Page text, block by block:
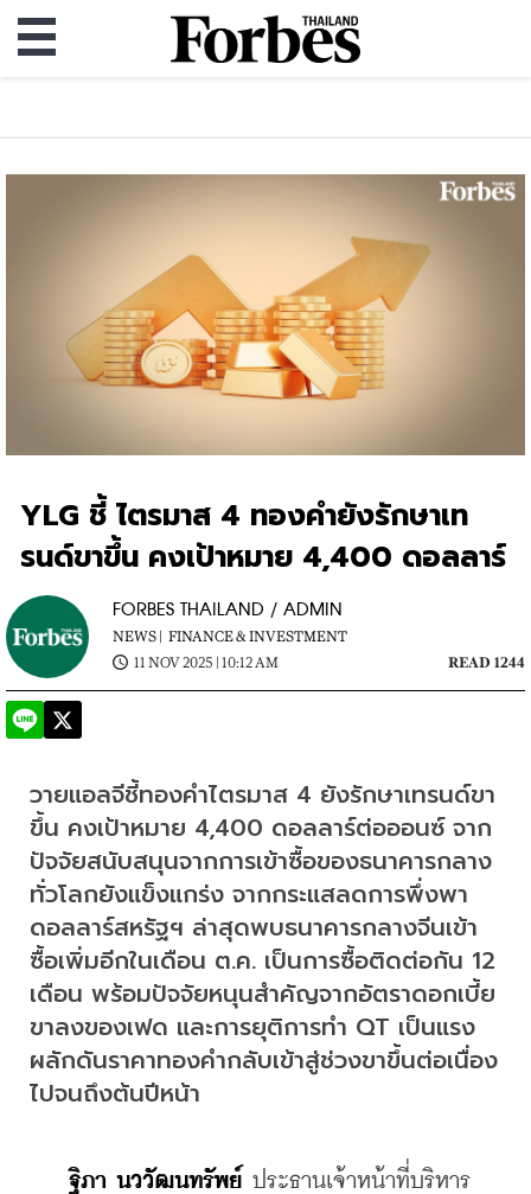
YLG ชี้ ไตรมาส 4 ทองคำยังรักษาเท
รนด์ขาขึ้น คงเป้าหมาย 4,400 ดอลลาร์
FORBES THAILAND / ADMIN
NEWS | FINANCE & INVESTMENT
11 NOV 2025 | 10:12 AM
READ 1244
วายแอลจีชี้ทองคำไตรมาส 4 ยังรักษาเทรนด์ขา
ขึ้น คงเป้าหมาย 4,400 ดอลลาร์ต่อออนซ์ จาก
ปัจจัยสนับสนุนจากการเข้าซื้อของธนาคารกลาง
ทั่วโลกยังแข็งแกร่ง จากกระแสลดการพึ่งพา
ดอลลาร์สหรัฐฯ ล่าสุดพบธนาคารกลางจีนเข้า
ซื้อเพิ่มอีกในเดือน ต.ค. เป็นการซื้อติดต่อกัน 12
เดือน พร้อมปัจจัยหนุนสำคัญจากอัตราดอกเบี้ย
ขาลงของเฟด และการยุติการทำ QT เป็นแรง
ผลักดันราคาทองคำกลับเข้าสู่ช่วงขาขึ้นต่อเนื่อง
ไปจนถึงต้นปีหน้า
ฐิภา นววัฒนทรัพย์